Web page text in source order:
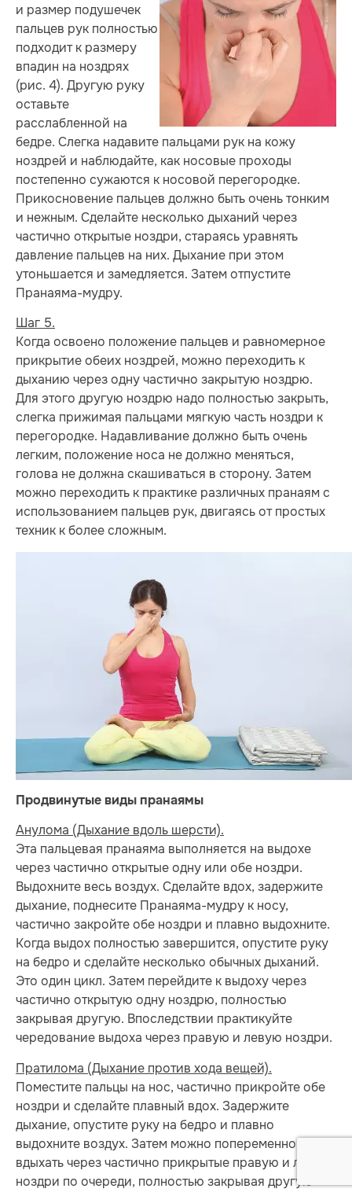
и размер подушечек
пальцев рук полностью
подходит к размеру
впадин на ноздрях
(рис. 4). Другую руку
оставьте
расслабленной на
бедре. Слегка надавите пальцами рук на кожу
ноздрей и наблюдайте, как носовые проходы
постепенно сужаются к носовой перегородке.
Прикосновение пальцев должно быть очень тонким
и нежным. Сделайте несколько дыханий через
частично открытые ноздри, стараясь уравнять
давление пальцев на них. Дыхание при этом
утоньшается и замедляется. Затем отпустите
Пранаяма-мудру.
Шаг 5.
Когда освоено положение пальцев и равномерное
прикрытие обеих ноздрей, можно переходить к
дыханию через одну частично закрытую ноздрю.
Для этого другую ноздрю надо полностью закрыть,
слегка прижимая пальцами мягкую часть ноздри к
перегородке. Надавливание должно быть очень
легким, положение носа не должно меняться,
голова не должна скашиваться в сторону. Затем
можно переходить к практике различных пранаям с
использованием пальцев рук, двигаясь от простых
техник к более сложным.
Продвинутые виды пранаямы
Анулома (Дыхание вдоль шерсти).
Эта пальцевая пранаяма выполняется на выдохе
через частично открытые одну или обе ноздри.
Выдохните весь воздух. Сделайте вдох, задержите
дыхание, поднесите Пранаяма-мудру к носу,
частично закройте обе ноздри и плавно выдохните.
Когда выдох полностью завершится, опустите руку
на бедро и сделайте несколько обычных дыханий.
Это один цикл. Затем перейдите к выдоху через
частично открытую одну ноздрю, полностью
закрывая другую. Впоследствии практикуйте
чередование выдоха через правую и левую ноздри.
Пратилома (Дыхание против хода вещей).
Поместите пальцы на нос, частично прикройте обе
ноздри и сделайте плавный вдох. Задержите
дыхание, опустите руку на бедро и плавно
выдохните воздух. Затем можно попеременно
вдыхать через частично прикрытые правую и левую
ноздри по очереди, полностью закрывая другую